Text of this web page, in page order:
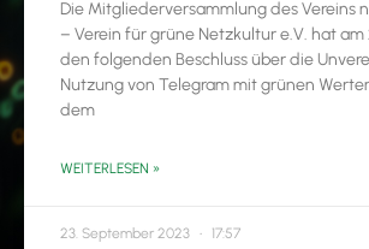
Die Mitgliederversammlung des Vereins
– Verein für grüne Netzkultur e.V. hat am
den folgenden Beschluss über die
Nutzung von Telegram mit grünen
dem
WEITERLESEN »
23. September 2023 17:57